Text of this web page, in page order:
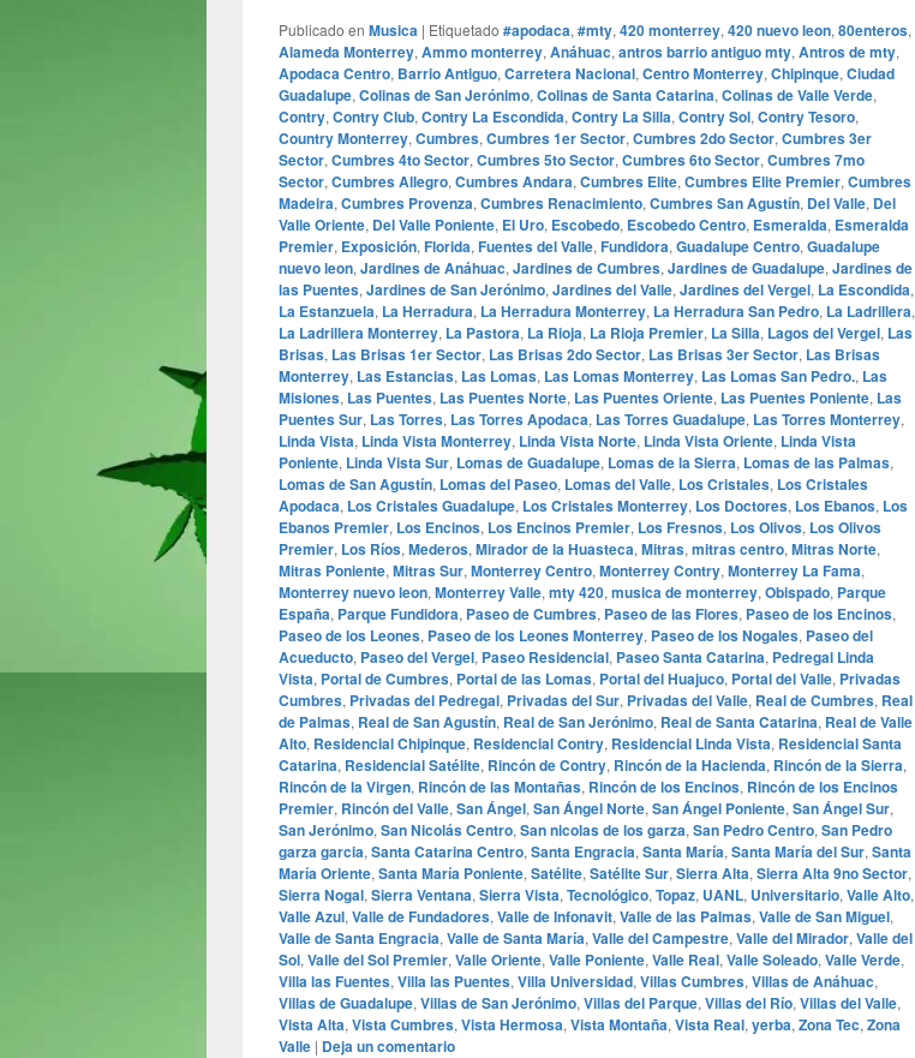
Publicado en Musica | Etiquetado #apodaca, #mty, 420 monterrey, 420 nuevo leon, 80enteros,
Alameda Monterrey, Ammo monterrey, Anáhuac, antros barrio antiguo mty, Antros de mty,
Apodaca Centro, Barrio Antiguo, Carretera Nacional, Centro Monterrey, Chipinque, Ciudad
Guadalupe, Colinas de San Jerónimo, Colinas de Santa Catarina, Colinas de Valle Verde,
Contry, Contry Club, Contry La Escondida, Contry La Silla, Contry Sol, Contry Tesoro,
Country Monterrey, Cumbres, Cumbres 1er Sector, Cumbres 2do Sector, Cumbres 3er
Sector, Cumbres 4to Sector, Cumbres 5to Sector, Cumbres 6to Sector, Cumbres 7mo
Sector, Cumbres Allegro, Cumbres Andara, Cumbres Elite, Cumbres Elite Premier, Cumbres
Madeira, Cumbres Provenza, Cumbres Renacimiento, Cumbres San Agustín, Del Valle, Del
Valle Oriente, Del Valle Poniente, El Uro, Escobedo, Escobedo Centro, Esmeralda, Esmeralda
Premier, Exposición, Florida, Fuentes del Valle, Fundidora, Guadalupe Centro, Guadalupe
nuevo leon, Jardines de Anáhuac, Jardines de Cumbres, Jardines de Guadalupe, Jardines de
las Puentes, Jardines de San Jerónimo, Jardines del Valle, Jardines del Vergel, La Escondida,
La Estanzuela, La Herradura, La Herradura Monterrey, La Herradura San Pedro, La Ladrillera,
La Ladrillera Monterrey, La Pastora, La Rioja, La Rioja Premier, La Silla, Lagos del Vergel, Las
Brisas, Las Brisas 1er Sector, Las Brisas 2do Sector, Las Brisas 3er Sector, Las Brisas
Monterrey, Las Estancias, Las Lomas, Las Lomas Monterrey, Las Lomas San Pedro., Las
Misiones, Las Puentes, Las Puentes Norte, Las Puentes Oriente, Las Puentes Poniente, Las
Puentes Sur, Las Torres, Las Torres Apodaca, Las Torres Guadalupe, Las Torres Monterrey,
Linda Vista, Linda Vista Monterrey, Linda Vista Norte, Linda Vista Oriente, Linda Vista
Poniente, Linda Vista Sur, Lomas de Guadalupe, Lomas de la Sierra, Lomas de las Palmas,
Lomas de San Agustín, Lomas del Paseo, Lomas del Valle, Los Cristales, Los Cristales
Apodaca, Los Cristales Guadalupe, Los Cristales Monterrey, Los Doctores, Los Ebanos, Los
Ebanos Premier, Los Encinos, Los Encinos Premier, Los Fresnos, Los Olivos, Los Olivos
Premier, Los Ríos, Mederos, Mirador de la Huasteca, Mitras, mitras centro, Mitras Norte,
Mitras Poniente, Mitras Sur, Monterrey Centro, Monterrey Contry, Monterrey La Fama,
Monterrey nuevo leon, Monterrey Valle, mty 420, musica de monterrey, Obispado, Parque
España, Parque Fundidora, Paseo de Cumbres, Paseo de las Flores, Paseo de los Encinos,
Paseo de los Leones, Paseo de los Leones Monterrey, Paseo de los Nogales, Paseo del
Acueducto, Paseo del Vergel, Paseo Residencial, Paseo Santa Catarina, Pedregal Linda
Vista, Portal de Cumbres, Portal de las Lomas, Portal del Huajuco, Portal del Valle, Privadas
Cumbres, Privadas del Pedregal, Privadas del Sur, Privadas del Valle, Real de Cumbres, Real
de Palmas, Real de San Agustín, Real de San Jerónimo, Real de Santa Catarina, Real de Valle
Alto, Residencial Chipinque, Residencial Contry, Residencial Linda Vista, Residencial Santa
Catarina, Residencial Satélite, Rincón de Contry, Rincón de la Hacienda, Rincón de la Sierra,
Rincón de la Virgen, Rincón de las Montañas, Rincón de los Encinos, Rincón de los Encinos
Premier, Rincón del Valle, San Ángel, San Ángel Norte, San Ángel Poniente, San Ángel Sur,
San Jerónimo, San Nicolás Centro, San nicolas de los garza, San Pedro Centro, San Pedro
garza garcia, Santa Catarina Centro, Santa Engracia, Santa María, Santa María del Sur, Santa
María Oriente, Santa María Poniente, Satélite, Satélite Sur, Sierra Alta, Sierra Alta 9no Sector,
Sierra Nogal, Sierra Ventana, Sierra Vista, Tecnológico, Topaz, UANL, Universitario, Valle Alto,
Valle Azul, Valle de Fundadores, Valle de Infonavit, Valle de las Palmas, Valle de San Miguel,
Valle de Santa Engracia, Valle de Santa María, Valle del Campestre, Valle del Mirador, Valle del
Sol, Valle del Sol Premier, Valle Oriente, Valle Poniente, Valle Real, Valle Soleado, Valle Verde,
Villa las Fuentes, Villa las Puentes, Villa Universidad, Villas Cumbres, Villas de Anáhuac,
Villas de Guadalupe, Villas de San Jerónimo, Villas del Parque, Villas del Río, Villas del Valle,
Vista Alta, Vista Cumbres, Vista Hermosa, Vista Montaña, Vista Real, yerba, Zona Tec, Zona
Valle | Deja un comentario